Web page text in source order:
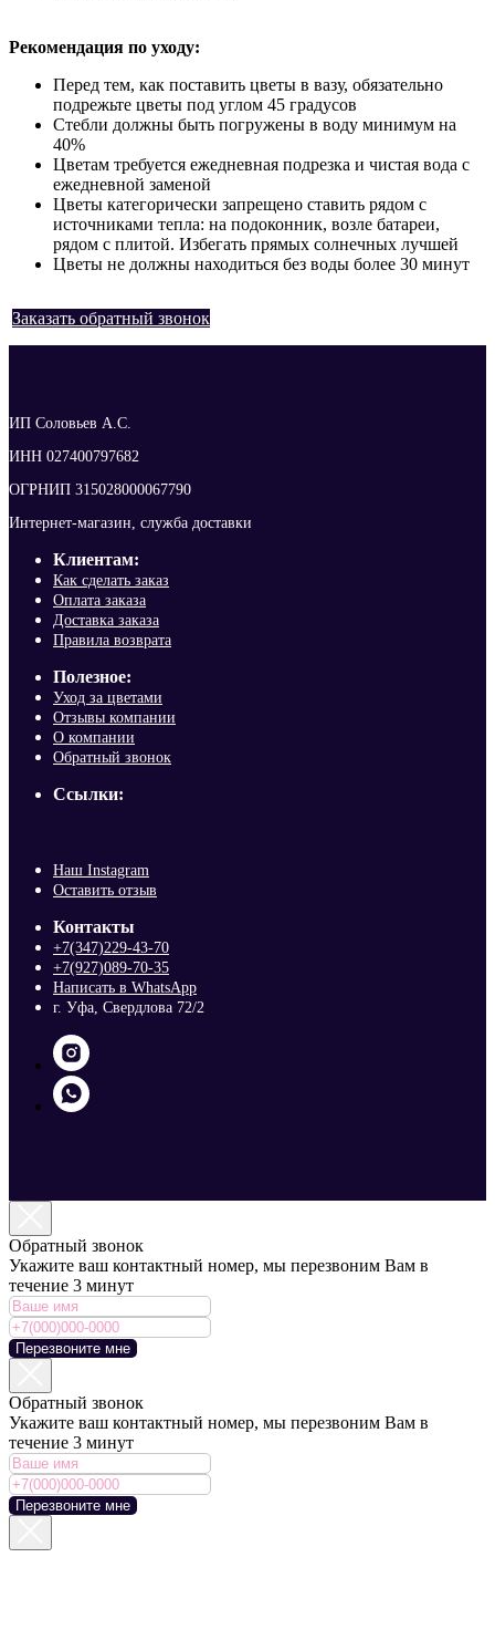
Рекомендация по уходу:
Перед тем, как поставить цветы в вазу, обязательно
подрежьте цветы под углом 45 градусов
Стебли должны быть погружены в воду минимум на
40%
Цветам требуется ежедневная подрезка и чистая вода с
ежедневной заменой
Цветы категорически запрещено ставить рядом с
источниками тепла: на подоконник, возле батареи,
рядом с плитой. Избегать прямых солнечных лучшей
Цветы не должны находиться без воды более 30 минут
Заказать обратный звонок
ИП Соловьев А.С.
ИНН 027400797682
ОГРНИП 315028000067790
Интернет-магазин, служба доставки
Клиентам:
Как сделать заказ
Оплата заказа
Доставка заказа
Правила возврата
Полезное:
Уход за цветами
Отзывы компании
О компании
Обратный звонок
Ссылки:
Наш Instagram
Оставить отзыв
Контакты
+7(347)229-43-70
+7(927)089-70-35
Написать в WhatsApp
г. Уфа, Свердлова 72/2
Обратный звонок
Укажите ваш контактный номер, мы перезвоним Вам в
течение 3 минут
Перезвоните мне
Обратный звонок
Укажите ваш контактный номер, мы перезвоним Вам в
течение 3 минут
Перезвоните мне